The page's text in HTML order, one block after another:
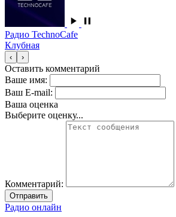
Радио TechnoCafe
Клубная
‹ ›
Оставить комментарий
Ваше имя:
Ваш E-mail:
Ваша оценка
Выберите оценку...
Комментарий:
Отправить
Радио онлайн